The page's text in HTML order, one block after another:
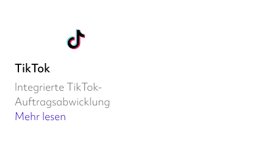
TikTok
Integrierte TikTok-
Auftragsabwicklung
Mehr lesen